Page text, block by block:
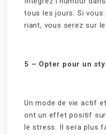
tous les jours. Si vous
riant, vous serez sur
5 – Opter pour un
Un mode de vie actif
ont un effet positif sur
le stress. Il sera plus